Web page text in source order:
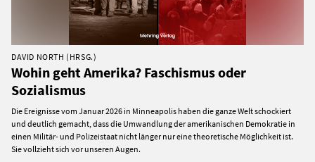
DAVID NORTH (HRSG.)
Wohin geht Amerika? Faschismus oder
Sozialismus
Die Ereignisse vom Januar 2026 in Minneapolis haben die ganze Welt schockiert
und deutlich gemacht, dass die Umwandlung der amerikanischen Demokratie in
einen Militär- und Polizeistaat nicht länger nur eine theoretische Möglichkeit ist.
Sie vollzieht sich vor unseren Augen.